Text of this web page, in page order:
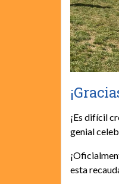
¡Es difícil
genial
esta